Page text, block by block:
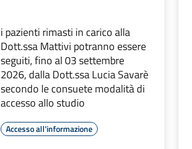
i pazienti rimasti in carico alla
Dott.ssa Mattivi potranno essere
seguiti, fino al 03 settembre
2026, dalla Dott.ssa Lucia Savarè
secondo le consuete modalità di
accesso allo studio
Accesso all'informazione